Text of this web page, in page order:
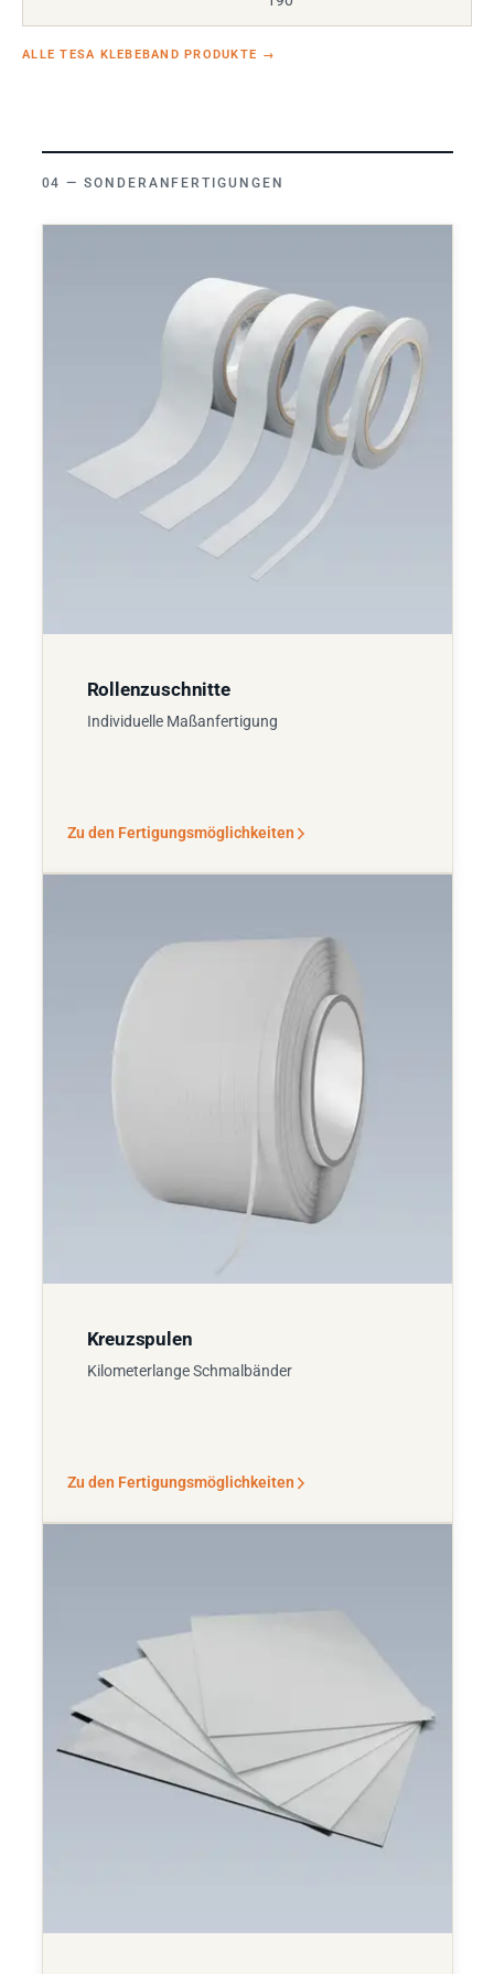
ALLE TESA KLEBEBAND PRODUKTE →
SONDERANFERTIGUNGEN
Rollenzuschnitte
Individuelle Maßanfertigung
Zu den Fertigungsmöglichkeiten
Kreuzspulen
Kilometerlange Schmalbänder
Zu den Fertigungsmöglichkeiten